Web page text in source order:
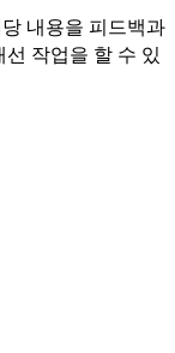
내용을 피드백과
작업을 할 수 있